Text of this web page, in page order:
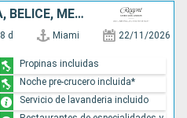
HONDURAS, GUATEMALA, BELICE, MÉXICO, ESTADOS UNIDOS
8 d Miami 22/11/2026
Propinas incluidas
Noche pre-crucero incluida*
Servicio de lavanderia incluido